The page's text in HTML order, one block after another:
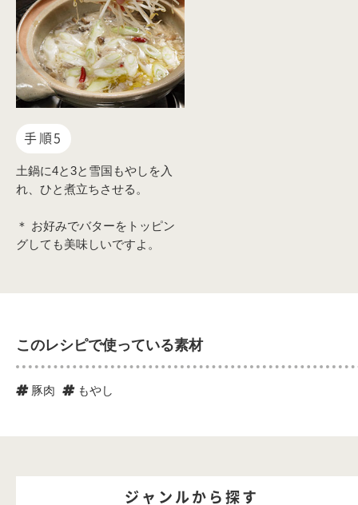
手順5
土鍋に4と3と雪国もやしを入
れ、ひと煮立ちさせる。
＊ お好みでバターをトッピン
グしても美味しいですよ。
このレシピで使っている素材
豚肉 もやし
ジャンルから探す